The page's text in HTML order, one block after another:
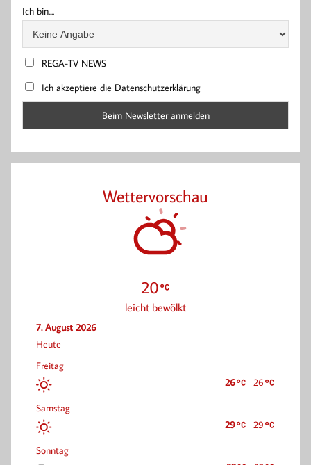
Ich bin....
REGA-TV NEWS
Ich akzeptiere die Datenschutzerklärung
Wettervorschau
20
leicht bewölkt
7. August 2026
Heute
Freitag
26
26
Samstag
29
29
Sonntag